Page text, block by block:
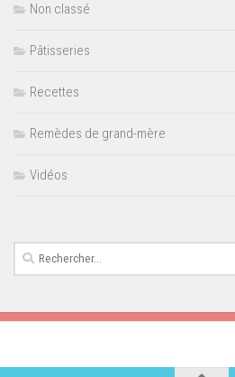
Non classé
Pâtisseries
Recettes
Remèdes de grand-mère
Vidéos
Rechercher :